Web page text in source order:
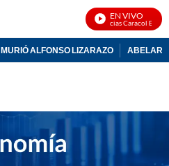
EN VIVO
Noticias Caracol En Vivo
MURIÓ ALFONSO LIZARAZO